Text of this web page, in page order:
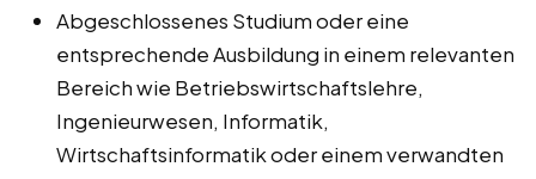
Abgeschlossenes Studium oder eine
entsprechende Ausbildung in einem relevanten
Bereich wie Betriebswirtschaftslehre,
Ingenieurwesen, Informatik,
Wirtschaftsinformatik oder einem verwandten